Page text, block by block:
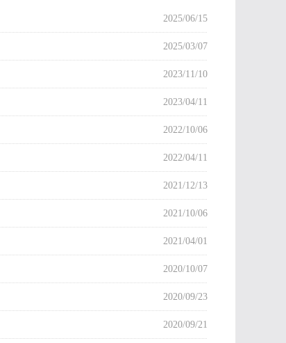
2025/06/15
2025/03/07
2023/11/10
2023/04/11
2022/10/06
2022/04/11
2021/12/13
2021/10/06
2021/04/01
2020/10/07
2020/09/23
2020/09/21